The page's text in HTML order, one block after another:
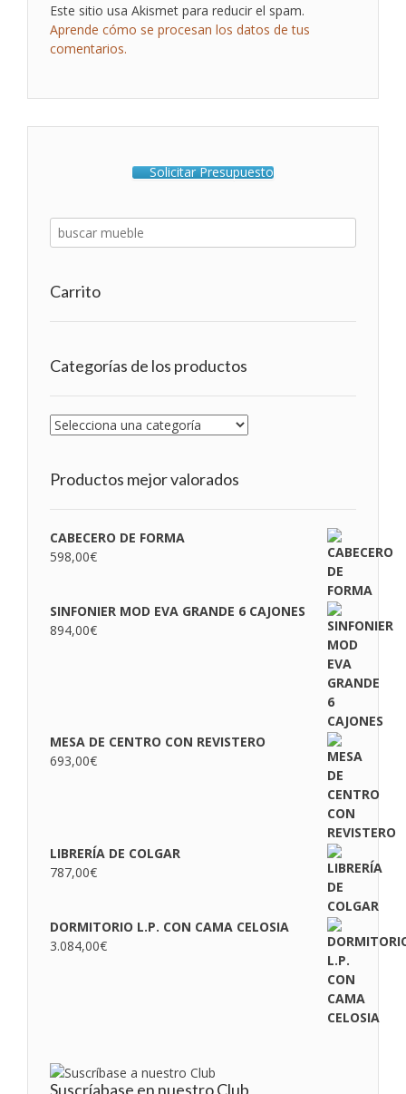
Este sitio usa Akismet para reducir el spam.
Aprende cómo se procesan los datos de tus
comentarios.
Solicitar Presupuesto
Carrito
Categorías de los productos
Productos mejor valorados
CABECERO DE FORMA
598,00€
SINFONIER MOD EVA GRANDE 6 CAJONES
894,00€
MESA DE CENTRO CON REVISTERO
693,00€
LIBRERÍA DE COLGAR
787,00€
DORMITORIO L.P. CON CAMA CELOSIA
3.084,00€
Suscríabase en nuestro Club